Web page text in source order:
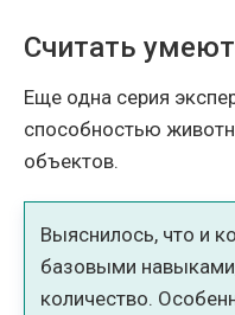
Считать
Еще одна серия
способностью
объектов.
Выяснилось, что и
базовыми
количество.